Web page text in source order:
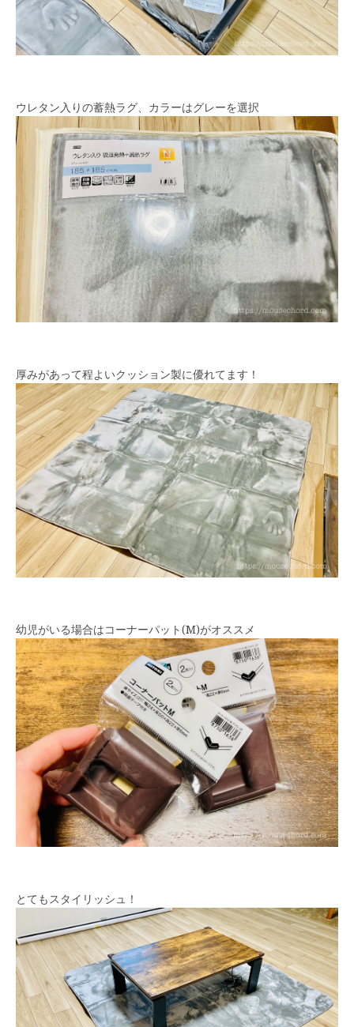
ウレタン入りの蓄熱ラグ、カラーはグレーを選択
厚みがあって程よいクッション製に優れてます！
幼児がいる場合はコーナーパット(M)がオススメ
とてもスタイリッシュ！